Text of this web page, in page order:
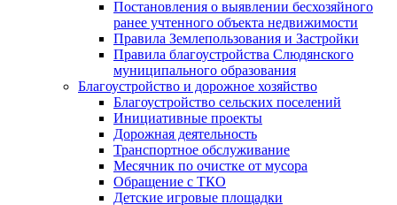
Постановления о выявлении бесхозяйного
ранее учтенного объекта недвижимости
Правила Землепользования и Застройки
Правила благоустройства Слюдянского
муниципального образования
Благоустройство и дорожное хозяйство
Благоустройство сельских поселений
Инициативные проекты
Дорожная деятельность
Транспортное обслуживание
Месячник по очистке от мусора
Обращение с ТКО
Детские игровые площадки